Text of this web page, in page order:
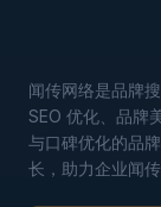
闻传网络是品牌
SEO 优化、品牌
与口碑优化的品
长，助力企业闻传